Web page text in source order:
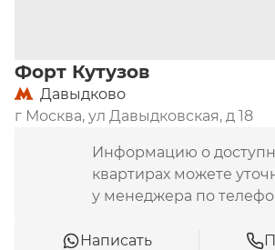
Форт Кутузов
Давыдково
г Москва, ул Давыдковская, д 18
Информацию о
квартирах можете
у менеджера по
Написать